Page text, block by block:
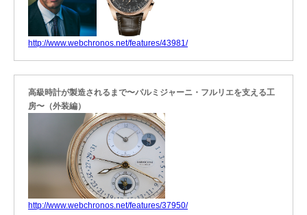
http://www.webchronos.net/features/43981/
高級時計が製造されるまで〜パルミジャーニ・フルリエを支える工
房〜（外装編）
http://www.webchronos.net/features/37950/